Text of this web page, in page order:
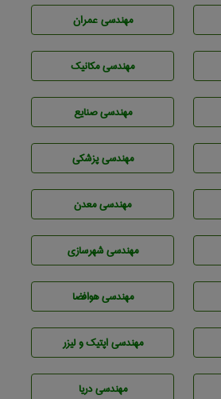
مهندسی عمران
مهندسی مکانیک
مهندسی صنايع
مهندسی پزشکی
مهندسی معدن
مهندسی شهرسازی
مهندسی هوافضا
مهندسی اپتیک و لیزر
مهندسی دریا